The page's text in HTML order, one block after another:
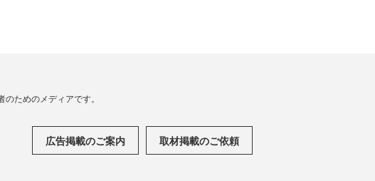
ためのメディアです。
広告掲載のご案内 取材掲載のご依頼